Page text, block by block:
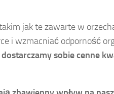
jak te zawarte w
i wzmacniać odporność
sobie cenne